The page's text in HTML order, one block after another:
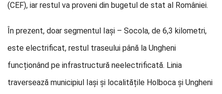
(CEF), iar restul va proveni din bugetul de stat al României.
În prezent, doar segmentul Iași – Socola, de 6,3 kilometri,
este electrificat, restul traseului până la Ungheni
funcționând pe infrastructură neelectrificată. Linia
traversează municipiul Iași și localitățile Holboca și Ungheni